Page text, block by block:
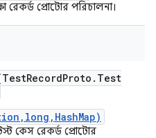
প্রোটোর পরিচালনা।
RecordProto . Test
কেস রেকর্ড প্রোটোর